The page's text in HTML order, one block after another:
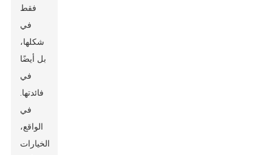
فقط
في
شكلها،
بل أيضًا
في
فائدتها.
في
الواقع،
الخيارات